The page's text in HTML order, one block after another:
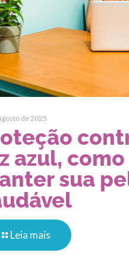
de 2025
azul, como
sua
Leia mais